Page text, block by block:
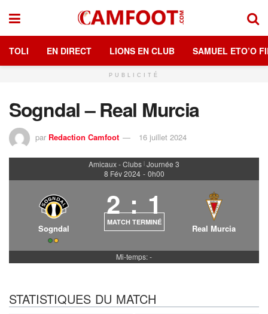
TOLI EN DIRECT LIONS EN CLUB SAMUEL ETO’O
PUBLICITÉ
Sogndal – Real Murcia
par Redaction Camfoot 16 juillet 2024
Amicaux - Clubs | Journée 3
8 Fév 2024 - 0h00
Sogndal
2 : 1
MATCH TERMINÉ
Real Murcia
Mi-temps: -
STATISTIQUES DU MATCH